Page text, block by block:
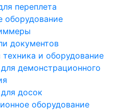
переплета
оборудование
документов
техника и оборудование
демонстрационного
досок
оборудование